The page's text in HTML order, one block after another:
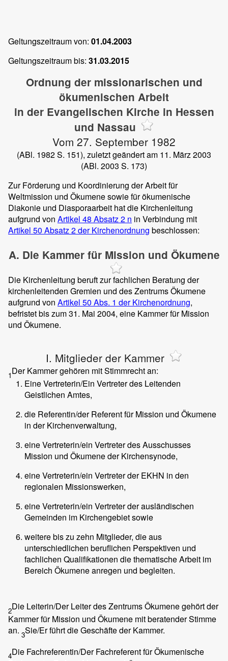
Geltungszeitraum von: 01.04.2003
Geltungszeitraum bis: 31.03.2015
Ordnung der missionarischen und
ökumenischen Arbeit
in der Evangelischen Kirche in Hessen
und Nassau
Vom 27. September 1982
(ABl. 1982 S. 151), zuletzt geändert am 11. März 2003
(ABl. 2003 S. 173)
Zur Förderung und Koordinierung der Arbeit für
Weltmission und Ökumene sowie für ökumenische
Diakonie und Diasporaarbeit hat die Kirchenleitung
aufgrund von Artikel 48 Absatz 2 n in Verbindung mit
Artikel 50 Absatz 2 der Kirchenordnung beschlossen:
A. Die Kammer für Mission und Ökumene
Die Kirchenleitung beruft zur fachlichen Beratung der
kirchenleitenden Gremien und des Zentrums Ökumene
aufgrund von Artikel 50 Abs. 1 der Kirchenordnung,
befristet bis zum 31. Mai 2004, eine Kammer für Mission
und Ökumene.
I. Mitglieder der Kammer
1Der Kammer gehören mit Stimmrecht an:
Eine Vertreterin/Ein Vertreter des Leitenden
Geistlichen Amtes,
die Referentin/der Referent für Mission und Ökumene
in der Kirchenverwaltung,
eine Vertreterin/ein Vertreter des Ausschusses
Mission und Ökumene der Kirchensynode,
eine Vertreterin/ein Vertreter der EKHN in den
regionalen Missionswerken,
eine Vertreterin/ein Vertreter der ausländischen
Gemeinden im Kirchengebiet sowie
weitere bis zu zehn Mitglieder, die aus
unterschiedlichen beruflichen Perspektiven und
fachlichen Qualifikationen die thematische Arbeit im
Bereich Ökumene anregen und begleiten.
2Die Leiterin/Der Leiter des Zentrums Ökumene gehört der
Kammer für Mission und Ökumene mit beratender Stimme
an. 3Sie/Er führt die Geschäfte der Kammer.
4Die Fachreferentin/Der Fachreferent für Ökumenische